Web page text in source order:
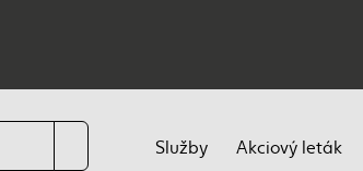
Služby Akciový leták